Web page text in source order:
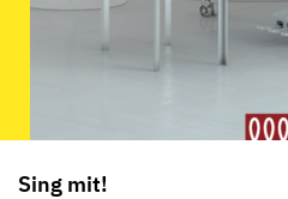
Sing mit!